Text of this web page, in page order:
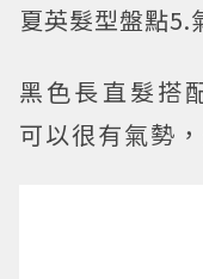
夏英髮型盤點5.
黑色長直髮搭
可以很有氣勢